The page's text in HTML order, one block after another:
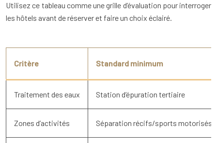
Utilisez ce tableau comme une grille d’évaluation pour interroger
les hôtels avant de réserver et faire un choix éclairé.
Critère Standard minimum
Traitement des eaux Station d’épuration tertiaire
Zones d’activités Séparation récifs/sports motorisés